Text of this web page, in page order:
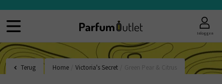
Inloggen
Terug Home Victoria's Secret